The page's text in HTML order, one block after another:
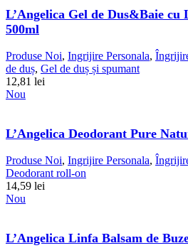
L’Angelica Gel de Dus&Baie cu
500ml
Produse Noi, Ingrijire Personala,
de duș, Gel de duș și spumant
12,81 lei
Nou
L’Angelica Deodorant Pure
Produse Noi, Ingrijire Personala,
Deodorant roll-on
14,59 lei
Nou
L’Angelica Linfa Balsam de